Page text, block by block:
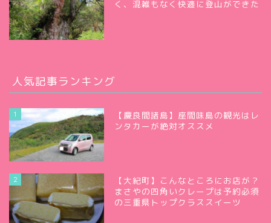
く、混雑もなく快適に登山ができた
人気記事ランキング
1
【慶良間諸島】座間味島の観光はレ
ンタカーが絶対オススメ
2
【大紀町】こんなところにお店が？
まさやの四角いクレープは予約必須
の三重県トップクラススイーツ